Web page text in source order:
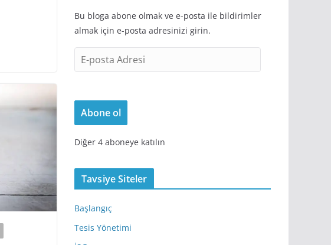
Bu bloga abone olmak ve e-posta ile bildirimler
almak için e-posta adresinizi girin.
-
o
t
a
d
r
Abone ol
Diğer 4 aboneye katılın
Tavsiye Siteler
Başlangıç
Tesis Yönetimi